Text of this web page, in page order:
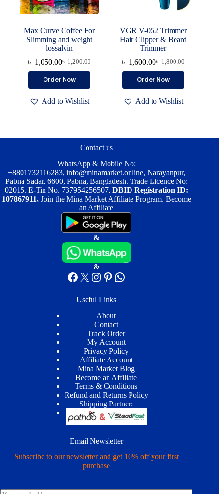
Max Curve Coffee For
Slimming and weight
lossalvin
৳1,200.00
Original
was:
৳ 1,050.00Current
is:
Order Now
Add to Wishlist
VGR V-052 Trimmer
Hair Clipper & Beard
Trimmer
৳1,800.00
Original
was:
৳ 1,600.00Current
is:
Order Now
Add to Wishlist
Contact us
WhatsApp & Mobile No:
+8801732116283, info@minamarket.online, Narayanpur,
Pabna Sadar, 6600, Pabna, Bangladesh. Trade Licence No:
02015. E-Tin No. 737954256507, DBID Registration ID:
107867911, Join the Mina Market Affiliate Program, Become
an Affiliate
&
&
Facebook
X Instagram
Pinterest
WhatsApp
Useful Links
About
Contact
Track Order
My Account
Privacy Policy
Affiliate Account
Mina Market Blog
Become an Affiliate
Terms & Conditions
Refund and Returns Policy
Shipping Partner:
Email Newsletter
Subscribe to our newsletter and get 10% off your first
purchase